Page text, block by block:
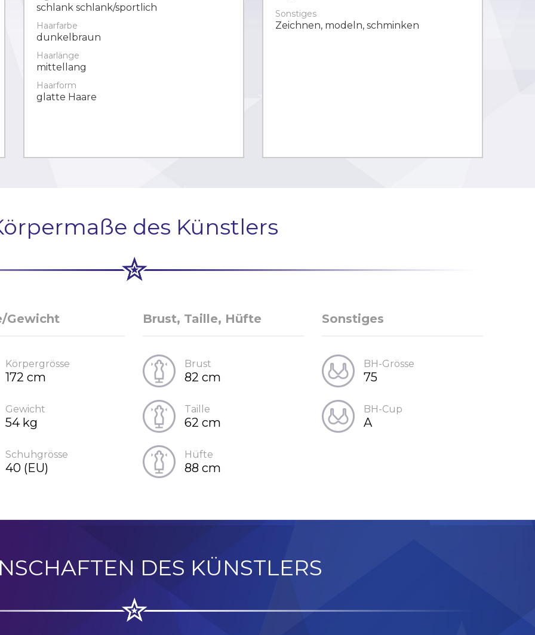
schlank schlank/sportlich
Haarfarbe
dunkelbraun
Haarlänge
mittellang
Haarform
glatte Haare
Sonstiges
Zeichnen, modeln, schminken
des Künstlers
Gewicht
Körpergrösse
172 cm
Gewicht
54 kg
Schuhgrösse
40 (EU)
Brust, Taille, Hüfte
Brust
82 cm
Taille
62 cm
Hüfte
88 cm
Sonstiges
BH-Grösse
75
BH-Cup
A
DES KÜNSTLERS